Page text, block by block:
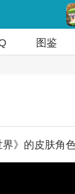
图鉴
》的皮肤角